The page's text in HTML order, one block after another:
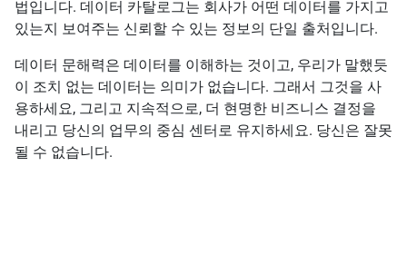
법입니다. 데이터 카탈로그는 회사가 어떤 데이터를 가지고
있는지 보여주는 신뢰할 수 있는 정보의 단일 출처입니다.
데이터 문해력은 데이터를 이해하는 것이고, 우리가 말했듯
이 조치 없는 데이터는 의미가 없습니다. 그래서 그것을 사
용하세요, 그리고 지속적으로, 더 현명한 비즈니스 결정을
내리고 당신의 업무의 중심 센터로 유지하세요. 당신은 잘못
될 수 없습니다.